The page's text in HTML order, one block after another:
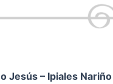
Jesús – Ipiales Nariño